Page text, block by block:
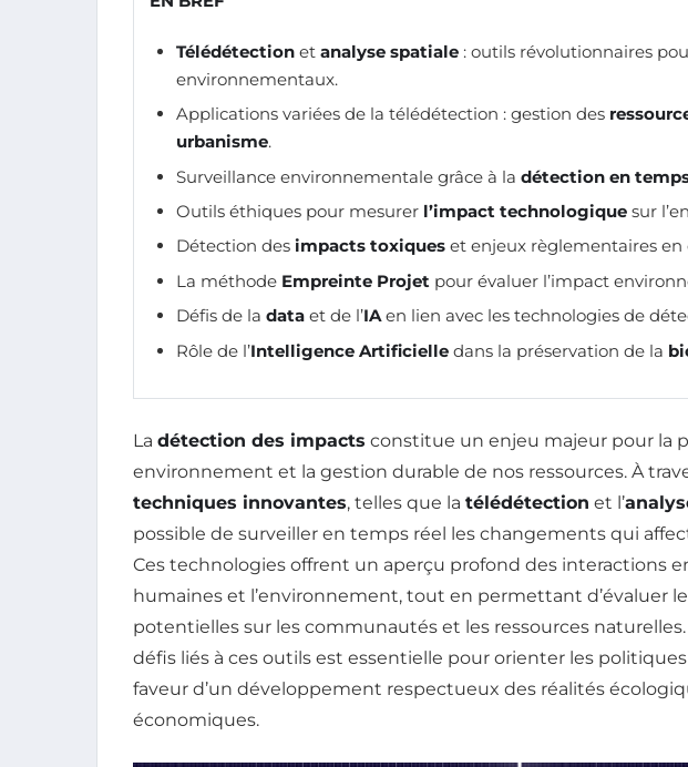
Télédétection et analyse spatiale : outils révolutionnaires
environnementaux.
Applications variées de la télédétection : gestion des
urbanisme.
Surveillance environnementale grâce à la détection en
Outils éthiques pour mesurer l’impact technologique sur
Détection des impacts toxiques et enjeux règlementaires en
La méthode Empreinte Projet pour évaluer l’impact
Défis de la data et de l’IAen lien avec les technologies de
Rôle de l’Intelligence Artificielle dans la préservation de la
La détection des impacts constitue un enjeu majeur pour la
environnement et la gestion durable de nos ressources. À
techniques innovantes, telles que la télédétection et l’
possible de surveiller en temps réel les changements qui
Ces technologies offrent un aperçu profond des interactions
humaines et l’environnement, tout en permettant d’évaluer
potentielles sur les communautés et les ressources
défis liés à ces outils est essentielle pour orienter les
faveur d’un développement respectueux des réalités
économiques.